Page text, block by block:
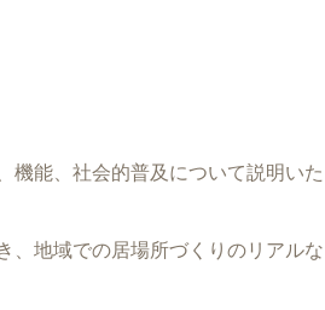
機能、社会的普及について説明いた
、地域での居場所づくりのリアルな